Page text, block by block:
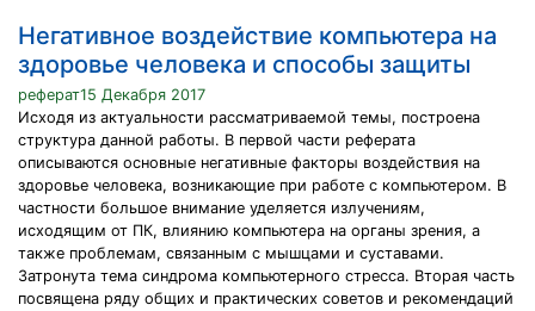
Негативное воздействие компьютера на
здоровье человека и способы защиты
реферат15 Декабря 2017
Исходя из актуальности рассматриваемой темы, построена
структура данной работы. В первой части реферата
описываются основные негативные факторы воздействия на
здоровье человека, возникающие при работе с компьютером. В
частности большое внимание уделяется излучениям,
исходящим от ПК, влиянию компьютера на органы зрения, а
также проблемам, связанным с мышцами и суставами.
Затронута тема синдрома компьютерного стресса. Вторая часть
посвящена ряду общих и практических советов и рекомендаций